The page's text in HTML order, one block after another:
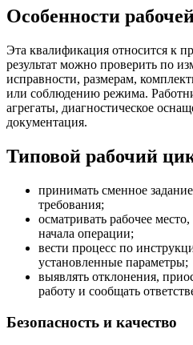
Особенности
Эта квалификация относится к
результат можно проверить по
исправности, размерам,
или соблюдению режима.
агрегаты, диагностическое
документация.
Типовой рабочий
принимать сменное
требования;
осматривать рабочее
начала операции;
вести процесс по
установленные параметры;
выявлять отклонения,
работу и сообщать
Безопасность и качество